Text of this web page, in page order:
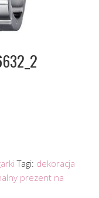
Tagi: dekoracja
prezent na